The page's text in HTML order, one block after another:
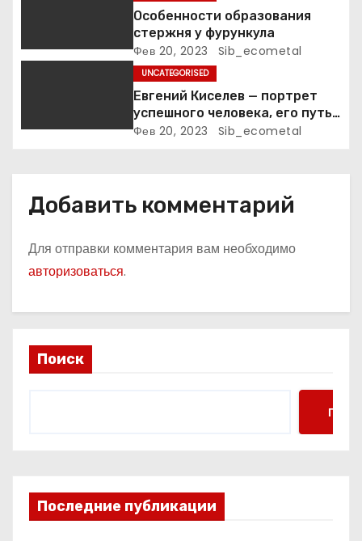
с
Особенности образования
стержня у фурункула
Фев 20, 2023 Sib_ecometal
UNCATEGORISED
Евгений Киселев — портрет
успешного человека, его путь
к славе и личное счастье
Фев 20, 2023 Sib_ecometal
Добавить комментарий
Для отправки комментария вам необходимо
авторизоваться.
Поиск
Поиск
Последние публикации